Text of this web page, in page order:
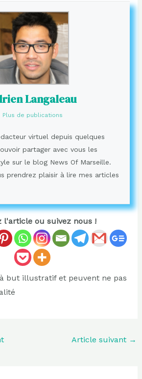
Langaleau
Plus de publications
virtuel depuis quelques
partager avec vous les
sur le blog News Of Marseille.
prendrez plaisir à lire mes articles
l'article ou suivez nous !
but illustratif et peuvent ne pas
Article suivant →